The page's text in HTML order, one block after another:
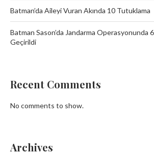
Batman’da Aileyi Vuran Akında 10 Tutuklama
Batman Sason’da Jandarma Operasyonunda
Geçirildi
Recent Comments
No comments to show.
Archives